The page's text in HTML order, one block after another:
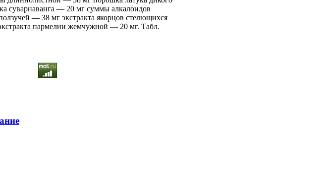
— 20 мг суммы алкалоидов
— 38 мг экстракта якорцов стелющихся
пармелии жемчужной — 20 мг. Табл.